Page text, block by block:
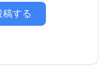
する